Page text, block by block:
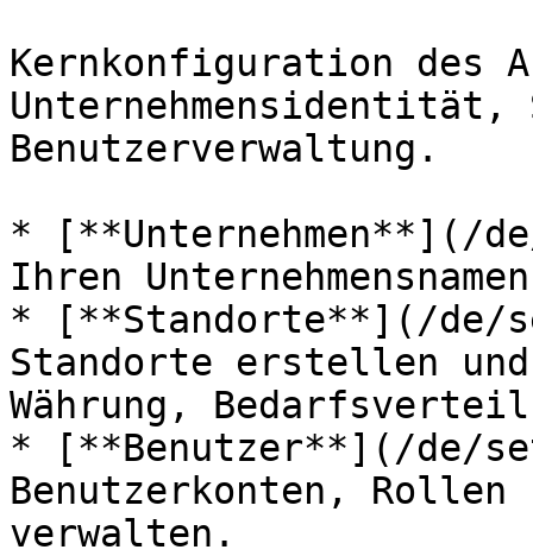
Kernkonfiguration des
Benutzerverwaltung.
* [**Unternehmen**](/
Ihren
* [**Standorte**](/de/
Standorte erstellen
Währung,
* [**Benutzer**](/de/
Benutzerkonten, Rollen
verwalten.